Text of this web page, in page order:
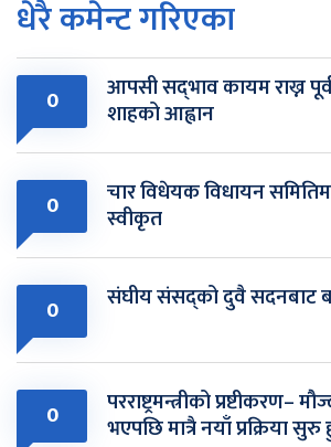
धेरै कमेन्ट गरिएका
0 आपसी सद्‌भाव कायम राख्न
शाहको आह्वान
0 चार विधेयक विधायन
स्वीकृत
0 संघीय संसद्को दुवै सदनबाट
0 परराष्ट्रमन्त्रीको प्रष्टीकरण–
भएपछि मात्रै नयाँ प्रक्रिया सुरु